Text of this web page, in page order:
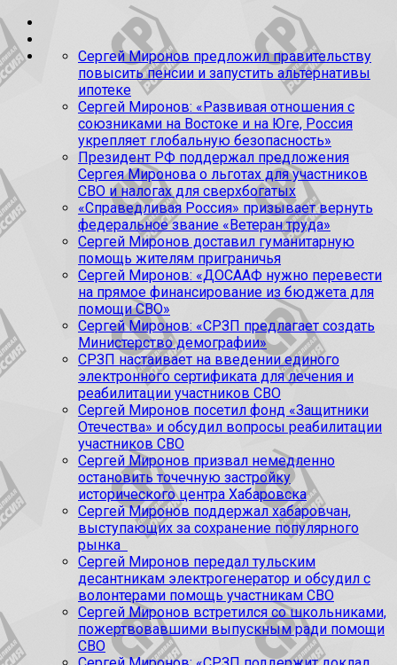
Сергей Миронов предложил правительству
повысить пенсии и запустить альтернативы
ипотеке
Сергей Миронов: «Развивая отношения с
союзниками на Востоке и на Юге, Россия
укрепляет глобальную безопасность»
Президент РФ поддержал предложения
Сергея Миронова о льготах для участников
СВО и налогах для сверхбогатых
«Справедливая Россия» призывает вернуть
федеральное звание «Ветеран труда»
Сергей Миронов доставил гуманитарную
помощь жителям приграничья
Сергей Миронов: «ДОСААФ нужно перевести
на прямое финансирование из бюджета для
помощи СВО»
Сергей Миронов: «СРЗП предлагает создать
Министерство демографии»
СРЗП настаивает на введении единого
электронного сертификата для лечения и
реабилитации участников СВО
Сергей Миронов посетил фонд «Защитники
Отечества» и обсудил вопросы реабилитации
участников СВО
Сергей Миронов призвал немедленно
остановить точечную застройку
исторического центра Хабаровска
Сергей Миронов поддержал хабаровчан,
выступающих за сохранение популярного
рынка
Сергей Миронов передал тульским
десантникам электрогенератор и обсудил с
волонтерами помощь участникам СВО
Сергей Миронов встретился со школьниками,
пожертвовавшими выпускным ради помощи
СВО